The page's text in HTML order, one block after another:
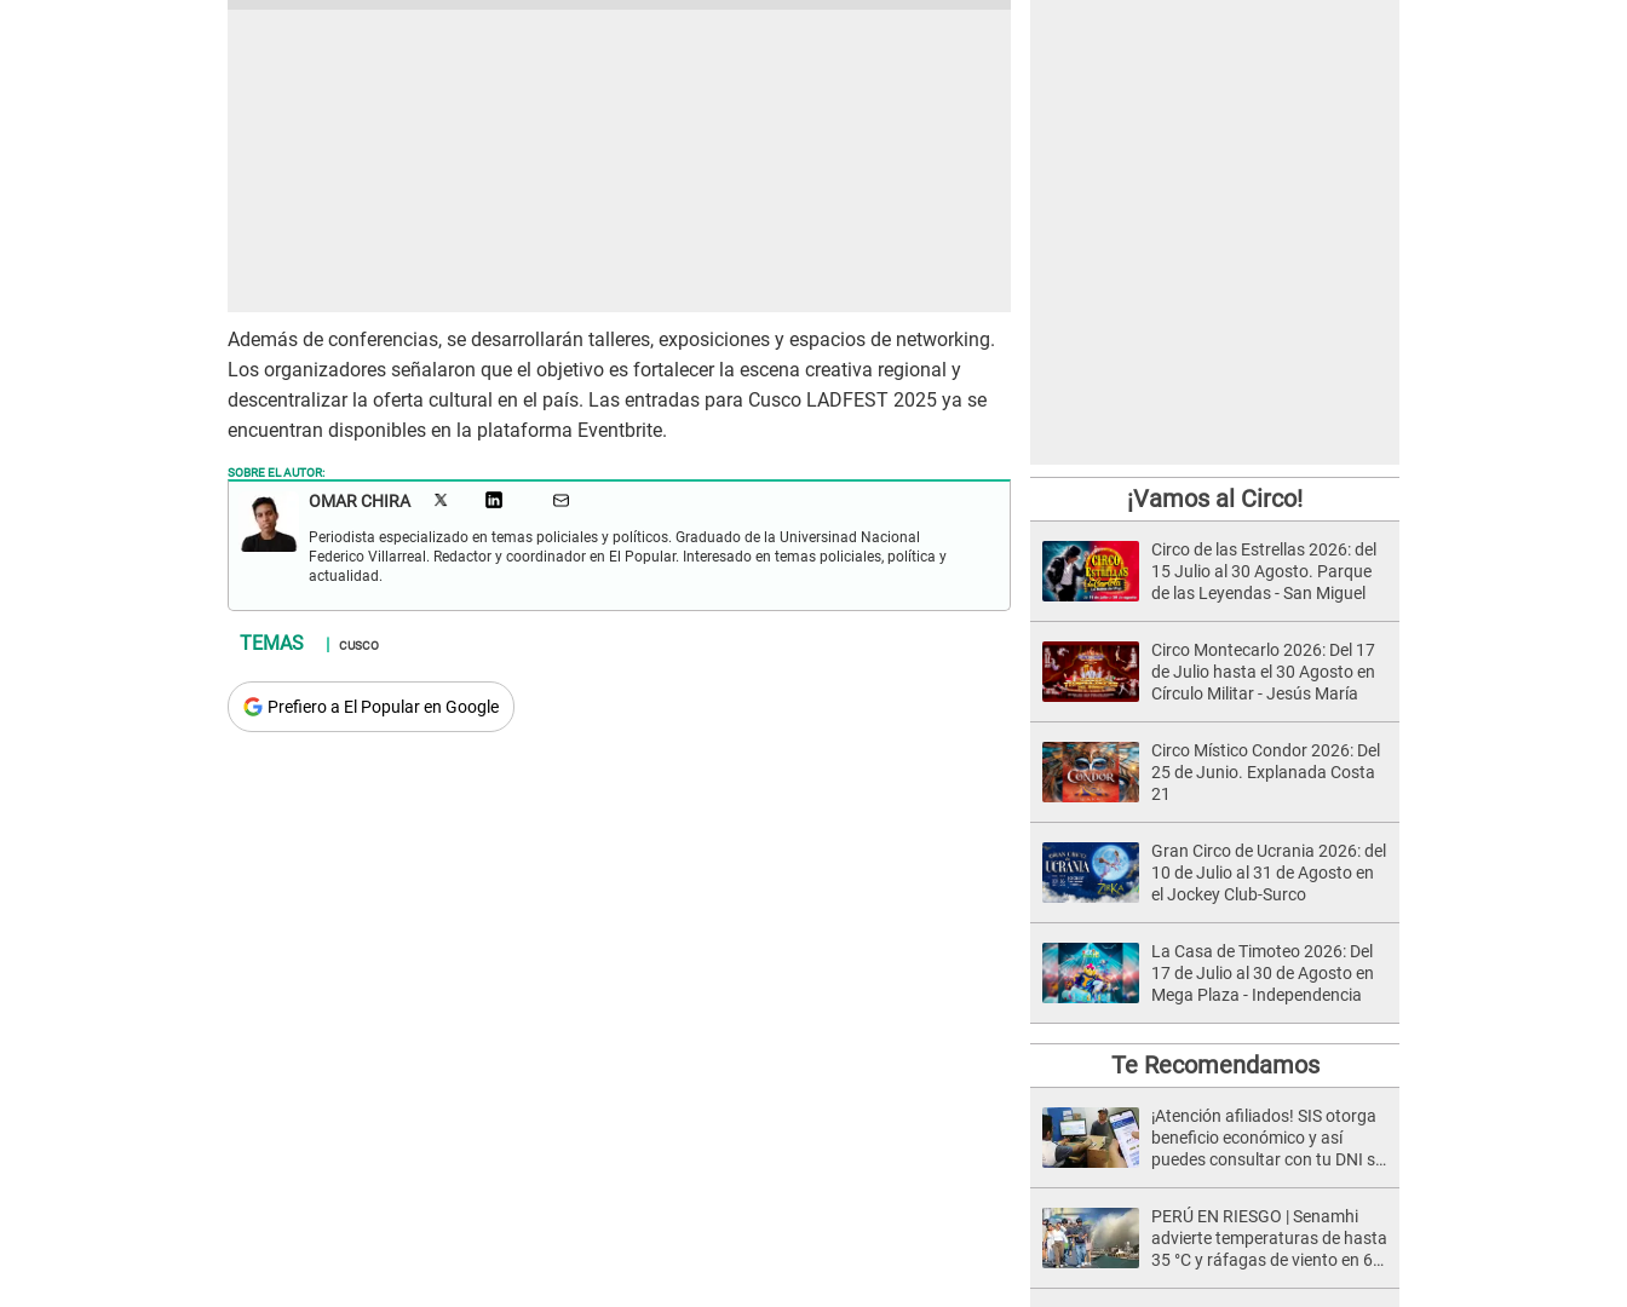
Además de conferencias, se desarrollarán talleres, exposiciones y espacios de networking.
Los organizadores señalaron que el objetivo es fortalecer la escena creativa regional y
descentralizar la oferta cultural en el país. Las entradas para Cusco LADFEST 2025 ya se
encuentran disponibles en la plataforma Eventbrite.
SOBRE EL AUTOR:
OMAR CHIRA
Periodista especializado en temas policiales y políticos. Graduado de la Universinad Nacional
Federico Villarreal. Redactor y coordinador en El Popular. Interesado en temas policiales, política y
actualidad.
CUSCO
Prefiero a El Popular en Google
¡Vamos al Circo!
Circo de las Estrellas 2026: del
15 Julio al 30 Agosto. Parque
de las Leyendas - San Miguel
Circo Montecarlo 2026: Del 17
de Julio hasta el 30 Agosto en
Círculo Militar - Jesús María
Circo Místico Condor 2026: Del
25 de Junio. Explanada Costa
21
Gran Circo de Ucrania 2026: del
10 de Julio al 31 de Agosto en
el Jockey Club-Surco
La Casa de Timoteo 2026: Del
17 de Julio al 30 de Agosto en
Mega Plaza - Independencia
Te Recomendamos
¡Atención afiliados! SIS otorga
beneficio económico y así
puedes consultar con tu DNI si
PERÚ EN RIESGO | Senamhi
advierte temperaturas de hasta
35 °C y ráfagas de viento en 6